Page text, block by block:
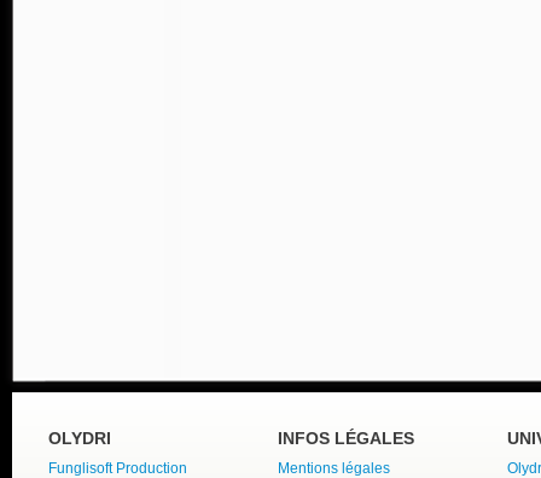
OLYDRI
Funglisoft Production
INFOS LÉGALES
Mentions légales